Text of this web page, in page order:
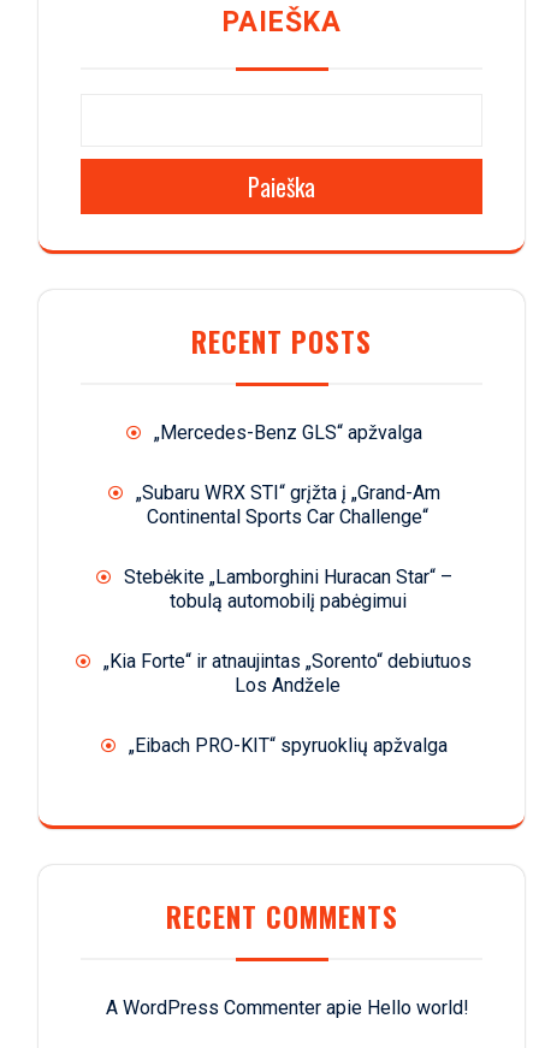
PAIEŠKA
Paieška
RECENT POSTS
„Mercedes-Benz GLS“ apžvalga
„Subaru WRX STI“ grįžta į „Grand-Am
Continental Sports Car Challenge“
Stebėkite „Lamborghini Huracan Star“ –
tobulą automobilį pabėgimui
„Kia Forte“ ir atnaujintas „Sorento“ debiutuos
Los Andžele
„Eibach PRO-KIT“ spyruoklių apžvalga
RECENT COMMENTS
A WordPress Commenter apie Hello world!